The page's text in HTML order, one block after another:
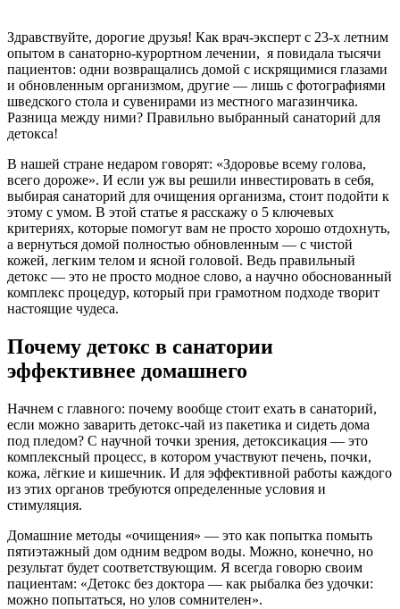
Здравствуйте, дорогие друзья! Как врач-эксперт с 23-х летним
опытом в санаторно-курортном лечении, я повидала тысячи
пациентов: одни возвращались домой с искрящимися глазами
и обновленным организмом, другие — лишь с фотографиями
шведского стола и сувенирами из местного магазинчика.
Разница между ними? Правильно выбранный санаторий для
детокса!
В нашей стране недаром говорят: «Здоровье всему голова,
всего дороже». И если уж вы решили инвестировать в себя,
выбирая санаторий для очищения организма, стоит подойти к
этому с умом. В этой статье я расскажу о 5 ключевых
критериях, которые помогут вам не просто хорошо отдохнуть,
а вернуться домой полностью обновленным — с чистой
кожей, легким телом и ясной головой. Ведь правильный
детокс — это не просто модное слово, а научно обоснованный
комплекс процедур, который при грамотном подходе творит
настоящие чудеса.
Почему детокс в санатории
эффективнее домашнего
Начнем с главного: почему вообще стоит ехать в санаторий,
если можно заварить детокс-чай из пакетика и сидеть дома
под пледом? С научной точки зрения, детоксикация — это
комплексный процесс, в котором участвуют печень, почки,
кожа, лёгкие и кишечник. И для эффективной работы каждого
из этих органов требуются определенные условия и
стимуляция.
Домашние методы «очищения» — это как попытка помыть
пятиэтажный дом одним ведром воды. Можно, конечно, но
результат будет соответствующим. Я всегда говорю своим
пациентам: «Детокс без доктора — как рыбалка без удочки:
можно попытаться, но улов сомнителен».